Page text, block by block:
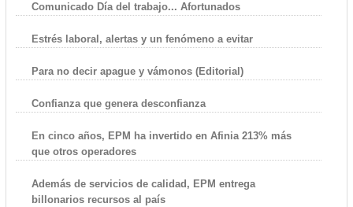
Comunicado Día del trabajo... Afortunados
Estrés laboral, alertas y un fenómeno a evitar
Para no decir apague y vámonos (Editorial)
Confianza que genera desconfianza
En cinco años, EPM ha invertido en Afinia 213% más
que otros operadores
Además de servicios de calidad, EPM entrega
billonarios recursos al país